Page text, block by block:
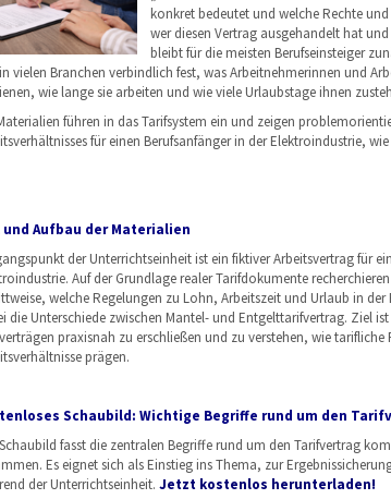
konkret bedeutet und welche Rechte
wer diesen Vertrag ausgehandelt hat
bleibt für die meisten Berufseinsteiger
vielen Branchen verbindlich fest, was Arbeitnehmerinnen und
wie lange sie arbeiten und wie viele Urlaubstage ihnen
führen in das Tarifsystem ein und zeigen
für einen Berufsanfänger in der Elektroindustrie,
und Aufbau der Materialien
der Unterrichtseinheit ist ein fiktiver Arbeitsvertrag für
Auf der Grundlage realer Tarifdokumente
welche Regelungen zu Lohn, Arbeitszeit und Urlaub in
die Unterschiede zwischen Mantel- und Entgelttarifvertrag. Ziel
praxisnah zu erschließen und zu verstehen, wie tarifliche
prägen.
Schaubild: Wichtige Begriffe rund um den
fasst die zentralen Begriffe rund um den Tarifvertrag
Es eignet sich als Einstieg ins Thema, zur
der Unterrichtseinheit. Jetzt kostenlos herunterladen!